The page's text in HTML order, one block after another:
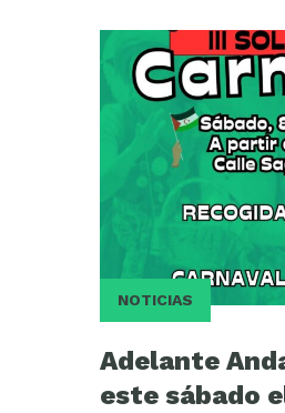
NOTICIAS
Adelante
este sábado